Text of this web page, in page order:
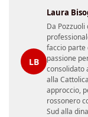
LB
Laura
Da
faccio parte
passione
consolidato
alla
approccio,
rossonero
Sud alla